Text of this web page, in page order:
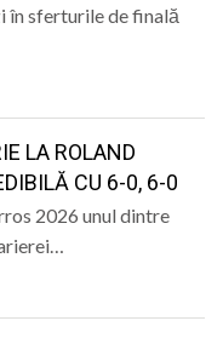
în sferturile de finală
LA ROLAND
CU 6-0, 6-0
2026 unul dintre